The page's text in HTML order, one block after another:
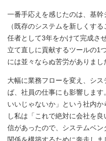
一番手応えを感じたのは、基
（既存のシステムを新しくす
任者として3年をかけて完成さ
立て直しに貢献するツールの1
には並々ならぬ苦労がありまし
大幅に業務フローを変え、シ
ば、社員の仕事にも影響しま
いいじゃないか」という社内
し私は「これで絶対に会社を
信があったので、システムベ
関係を構築するために奔走しま